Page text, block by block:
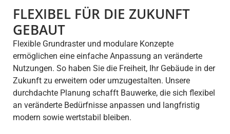
FLEXIBEL FÜR DIE ZUKUNFT
GEBAUT
Flexible Grundraster und modulare Konzepte
ermöglichen eine einfache Anpassung an veränderte
Nutzungen. So haben Sie die Freiheit, Ihr Gebäude in der
Zukunft zu erweitern oder umzugestalten. Unsere
durchdachte Planung schafft Bauwerke, die sich flexibel
an veränderte Bedürfnisse anpassen und langfristig
modern sowie wertstabil bleiben.